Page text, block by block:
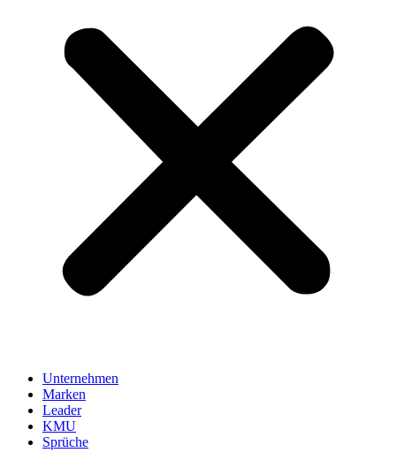
Unternehmen
Marken
Leader
KMU
Sprüche